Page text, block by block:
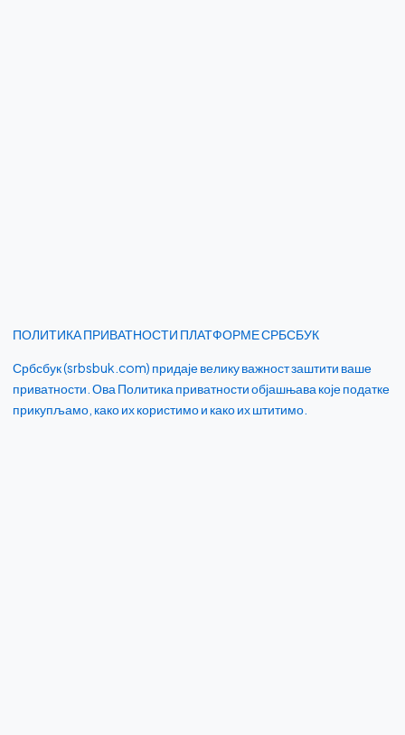
ПОЛИТИКА ПРИВАТНОСТИ ПЛАТФОРМЕ СРБСБУК
Србсбук (srbsbuk.com) придаје велику важност заштити ваше
приватности. Ова Политика приватности објашњава које податке
прикупљамо, како их користимо и како их штитимо.